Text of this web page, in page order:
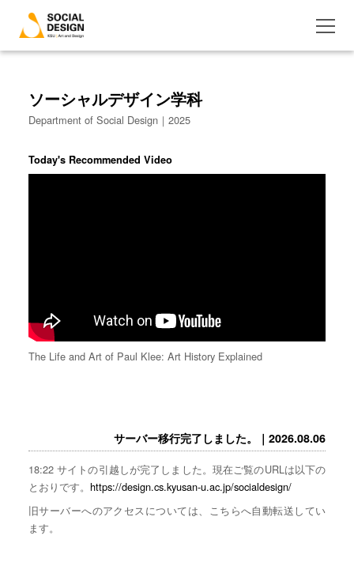
ソーシャルデザイン学科
Department of Social Design｜2025
Today's Recommended Video
The Life and Art of Paul Klee: Art History Explained
サーバー移行完了しました。｜2026.08.06
18:22 サイトの引越しが完了しました。現在ご覧のURLは以下の
とおりです。 https://design.cs.kyusan-u.ac.jp/socialdesign/
旧サーバーへのアクセスについては、こちらへ自動転送してい
ます。